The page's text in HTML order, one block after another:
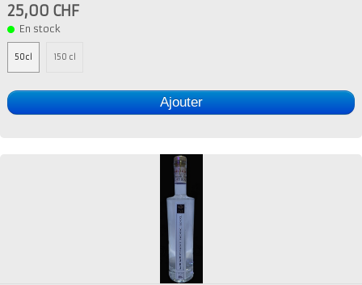
25,00 CHF
En stock
50cl 150 cl
Ajouter